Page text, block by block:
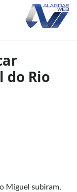
do Rio
Miguel subiram,